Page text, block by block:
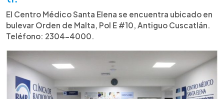
El Centro Médico Santa Elena se encuentra ubicado en
bulevar Orden de Malta, Pol E #10, Antiguo Cuscatlán.
Teléfono: 2304-4000.